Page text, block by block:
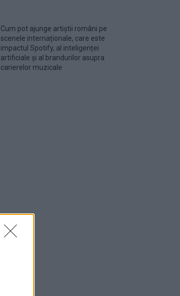
Cum pot ajunge artiștii români pe
scenele internaționale, care este
impactul Spotify, al inteligenței
artificiale și al brandurilor asupra
carierelor muzicale